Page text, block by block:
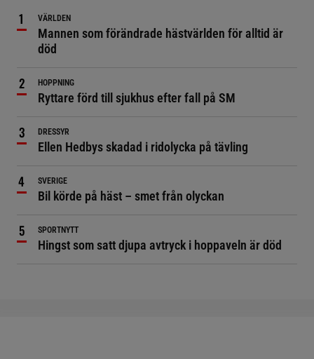
VÄRLDEN
Mannen som förändrade hästvärlden för alltid är
död
HOPPNING
Ryttare förd till sjukhus efter fall på SM
DRESSYR
Ellen Hedbys skadad i ridolycka på tävling
SVERIGE
Bil körde på häst – smet från olyckan
SPORTNYTT
Hingst som satt djupa avtryck i hoppaveln är död